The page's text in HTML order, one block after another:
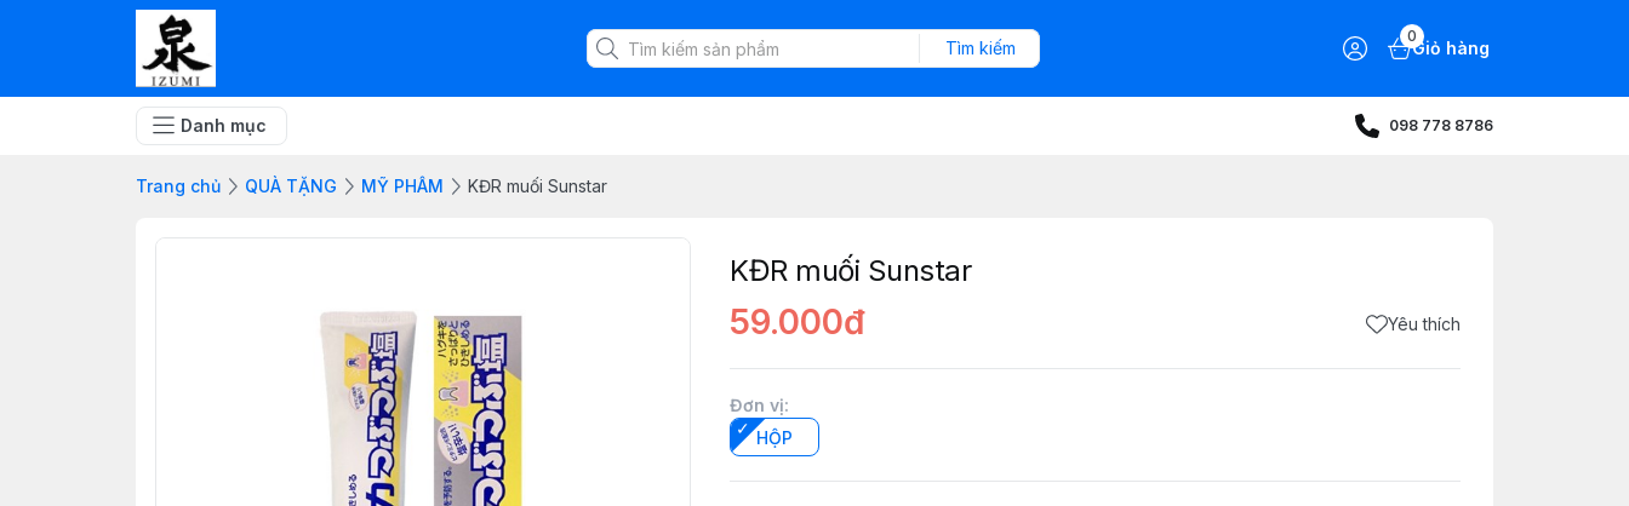
Tìm kiếm
0
Giỏ hàng
Danh mục 098 778 8786
Trang chủ QUÀ TẶNG MỸ PHÂM KĐR muối Sunstar
KĐR muối Sunstar
59.000đ Yêu thích
Đơn vị:
HỘP